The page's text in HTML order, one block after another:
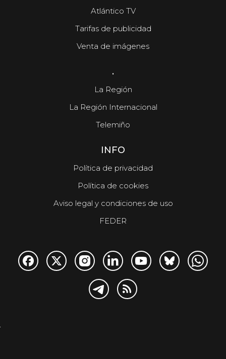
Atlántico TV
Tarifas de publicidad
Venta de imágenes
.
La Región
La Región Internacional
Telemiño
INFO
Política de privacidad
Política de cookies
Aviso legal y condiciones de uso
FEDER